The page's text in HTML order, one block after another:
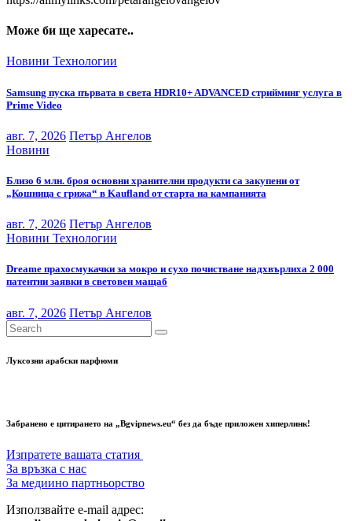
Може би ще харесате..
Новини Технологии
Samsung пуска първата в света HDR10+ ADVANCED стрийминг услуга в
Prime Video
авг. 7, 2026 Петър Ангелов
Новини
Близо 6 млн. броя основни хранителни продукти са закупени от
„Кошница с грижа“ в Kaufland от старта на кампанията
авг. 7, 2026 Петър Ангелов
Новини Технологии
Dreame прахосмукачки за мокро и сухо почистване надхвърлиха 2 000
патентни заявки в световен мащаб
авг. 7, 2026 Петър Ангелов
Луксозни арабски парфюми
Забранено е цитирането на „Bgvipnews.eu“ без да бъде приложен хиперлинк!
Изпратете вашата статия
За връзка с нас
За медиино партньорство
Използвайте e-mail адрес: